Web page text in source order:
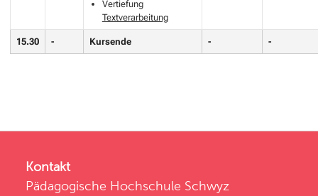
15.30 - Kursende - -
Vertiefung
Textverarbeitung
Kontakt
Pädagogische Hochschule Schwyz